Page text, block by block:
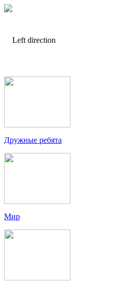
Дружные ребята
Мир